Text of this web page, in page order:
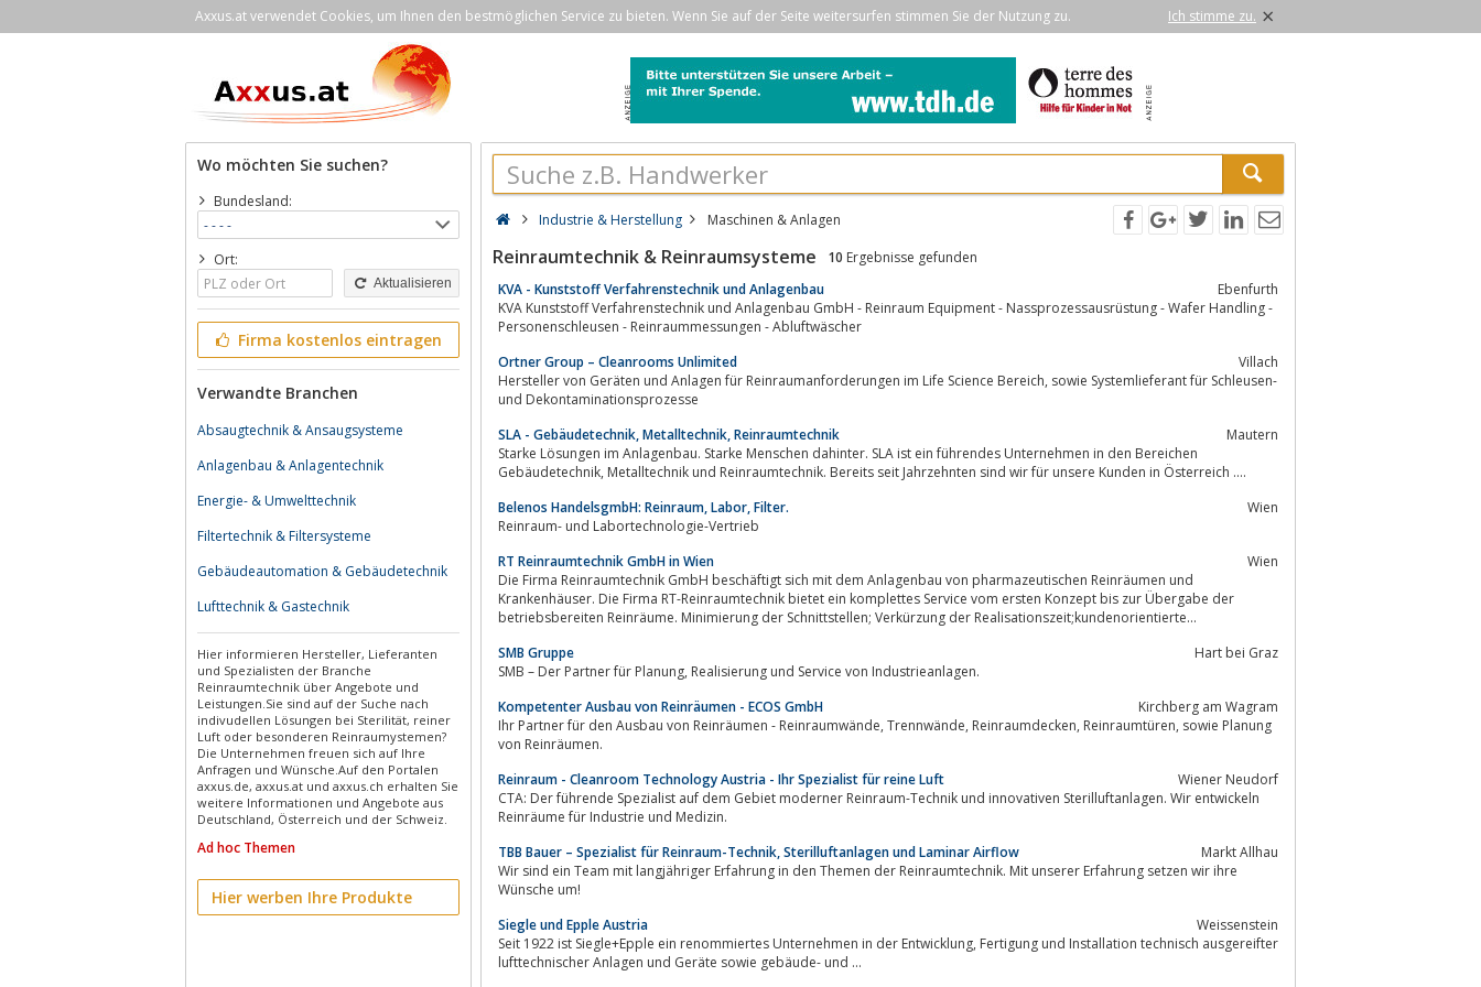
Axxus.at verwendet Cookies, um Ihnen den bestmöglichen Service zu bieten. Wenn Sie auf der Seite weitersurfen stimmen Sie der Nutzung zu. Ich stimme zu. ×
Wo möchten Sie suchen?
Bundesland:
Ort:
Aktualisieren
Firma kostenlos eintragen
Verwandte Branchen
Absaugtechnik & Ansaugsysteme
Anlagenbau & Anlagentechnik
Energie- & Umwelttechnik
Filtertechnik & Filtersysteme
Gebäudeautomation & Gebäudetechnik
Lufttechnik & Gastechnik
Hier informieren Hersteller, Lieferanten
und Spezialisten der Branche
Reinraumtechnik über Angebote und
Leistungen.Sie sind auf der Suche nach
indivudellen Lösungen bei Sterilität, reiner
Luft oder besonderen Reinraumystemen?
Die Unternehmen freuen sich auf Ihre
Anfragen und Wünsche.Auf den Portalen
axxus.de, axxus.at und axxus.ch erhalten Sie
weitere Informationen und Angebote aus
Deutschland, Österreich und der Schweiz.
Ad hoc Themen
Hier werben Ihre Produkte
Industrie & Herstellung Maschinen & Anlagen
Reinraumtechnik & Reinraumsysteme 10 Ergebnisse gefunden
KVA - Kunststoff Verfahrenstechnik und Anlagenbau
Ebenfurth
KVA Kunststoff Verfahrenstechnik und Anlagenbau GmbH - Reinraum Equipment - Nassprozessausrüstung - Wafer Handling -
Personenschleusen - Reinraummessungen - Abluftwäscher
Ortner Group – Cleanrooms Unlimited
Villach
Hersteller von Geräten und Anlagen für Reinraumanforderungen im Life Science Bereich, sowie Systemlieferant für Schleusen-
und Dekontaminationsprozesse
SLA - Gebäudetechnik, Metalltechnik, Reinraumtechnik
Mautern
Starke Lösungen im Anlagenbau. Starke Menschen dahinter. SLA ist ein führendes Unternehmen in den Bereichen
Gebäudetechnik, Metalltechnik und Reinraumtechnik. Bereits seit Jahrzehnten sind wir für unsere Kunden in Österreich ....
Belenos HandelsgmbH: Reinraum, Labor, Filter.
Wien
Reinraum- und Labortechnologie-Vertrieb
RT Reinraumtechnik GmbH in Wien
Wien
Die Firma Reinraumtechnik GmbH beschäftigt sich mit dem Anlagenbau von pharmazeutischen Reinräumen und
Krankenhäuser. Die Firma RT-Reinraumtechnik bietet ein komplettes Service vom ersten Konzept bis zur Übergabe der
betriebsbereiten Reinräume. Minimierung der Schnittstellen; Verkürzung der Realisationszeit;kundenorientierte...
SMB Gruppe
Hart bei Graz
SMB – Der Partner für Planung, Realisierung und Service von Industrieanlagen.
Kompetenter Ausbau von Reinräumen - ECOS GmbH
Kirchberg am Wagram
Ihr Partner für den Ausbau von Reinräumen - Reinraumwände, Trennwände, Reinraumdecken, Reinraumtüren, sowie Planung
von Reinräumen.
Reinraum - Cleanroom Technology Austria - Ihr Spezialist für reine Luft
Wiener Neudorf
CTA: Der führende Spezialist auf dem Gebiet moderner Reinraum-Technik und innovativen Sterilluftanlagen. Wir entwickeln
Reinräume für Industrie und Medizin.
TBB Bauer – Spezialist für Reinraum-Technik, Sterilluftanlagen und Laminar Airflow
Markt Allhau
Wir sind ein Team mit langjähriger Erfahrung in den Themen der Reinraumtechnik. Mit unserer Erfahrung setzen wir ihre
Wünsche um!
Siegle und Epple Austria
Weissenstein
Seit 1922 ist Siegle+Epple ein renommiertes Unternehmen in der Entwicklung, Fertigung und Installation technisch ausgereifter
lufttechnischer Anlagen und Geräte sowie gebäude- und ...